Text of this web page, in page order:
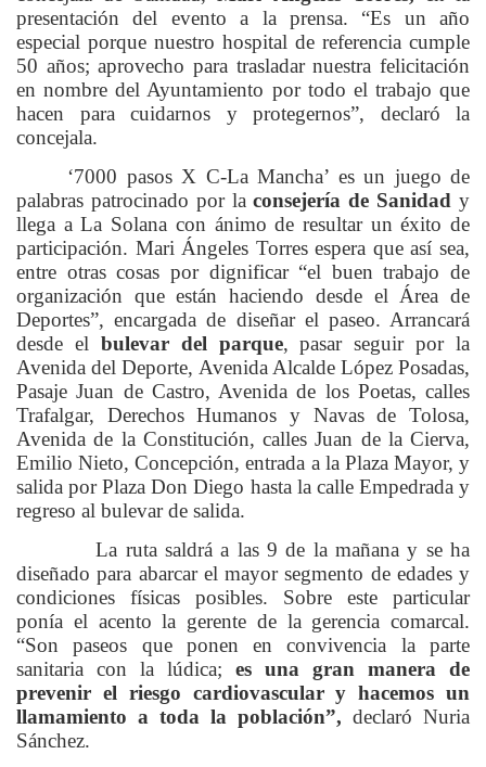
presentación del evento a la prensa. “Es un año
especial porque nuestro hospital de referencia cumple
50 años; aprovecho para trasladar nuestra felicitación
en nombre del Ayuntamiento por todo el trabajo que
hacen para cuidarnos y protegernos”, declaró la
concejala.
‘7000 pasos X C-La Mancha’ es un juego de
palabras patrocinado por laconsejería de Sanidad y
llega a La Solana con ánimo de resultar un éxito de
participación. Mari Ángeles Torres espera que así sea,
entre otras cosas por dignificar “el buen trabajo de
organización que están haciendo desde el Área de
Deportes”, encargada de diseñar el paseo. Arrancará
desde el bulevar del parque, pasar seguir por la
Avenida del Deporte, Avenida Alcalde López Posadas,
Pasaje Juan de Castro, Avenida de los Poetas, calles
Trafalgar, Derechos Humanos y Navas de Tolosa,
Avenida de la Constitución, calles Juan de la Cierva,
Emilio Nieto, Concepción, entrada a la Plaza Mayor, y
salida por Plaza Don Diego hasta la calle Empedrada y
regreso al bulevar de salida.
La ruta saldrá a las 9 de la mañana y se ha
diseñado para abarcar el mayor segmento de edades y
condiciones físicas posibles. Sobre este particular
ponía el acento la gerente de la gerencia comarcal.
“Son paseos que ponen en convivencia la parte
sanitaria con la lúdica; es una gran manera de
prevenir el riesgo cardiovascular y hacemos un
llamamiento a toda la población”, declaró Nuria
Sánchez.